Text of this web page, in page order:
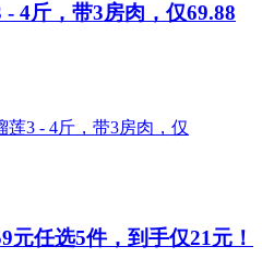
4斤，带3房肉，仅69.88
元任选5件，到手仅21元！